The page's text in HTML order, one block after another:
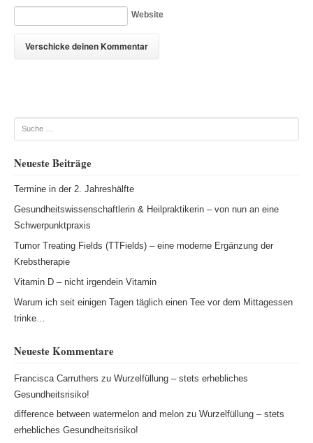
Website
Suche
Neueste Beiträge
Termine in der 2. Jahreshälfte
Gesundheitswissenschaftlerin & Heilpraktikerin – von nun an eine
Schwerpunktpraxis
Tumor Treating Fields (TTFields) – eine moderne Ergänzung der
Krebstherapie
Vitamin D – nicht irgendein Vitamin
Warum ich seit einigen Tagen täglich einen Tee vor dem Mittagessen
trinke…
Neueste Kommentare
Francisca Carruthers zu Wurzelfüllung – stets erhebliches
Gesundheitsrisiko!
difference between watermelon and melonzu Wurzelfüllung – stets
erhebliches Gesundheitsrisiko!